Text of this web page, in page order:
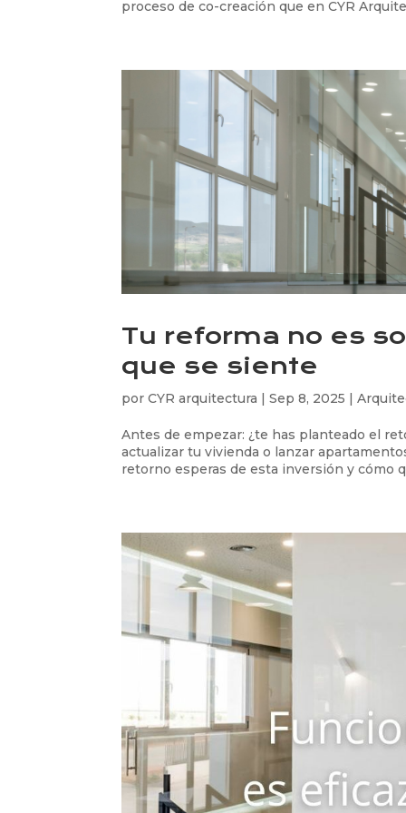
proceso de co-creación que en CYR
Tu reforma no es
que se siente
porCYR arquitectura |Sep 8, 2025 |
Antes de empezar: ¿te has planteado el
actualizar tu vivienda o lanzar
retorno esperas de esta inversión y cómo